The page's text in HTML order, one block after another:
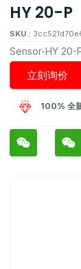
HY 20-P
SKU :
Sensor-HY 20-
立刻询价
100% 全